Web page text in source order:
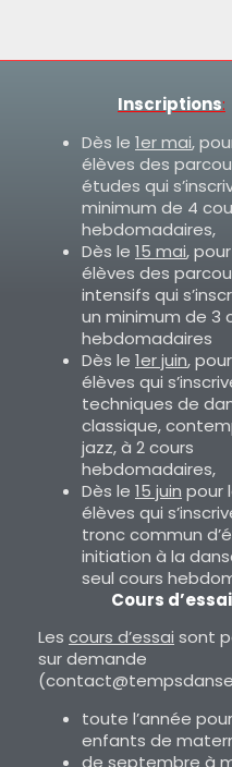
Inscriptions:
Dès le 1er mai,
élèves des
études qui
minimum de 4
hebdomadaires,
Dès le 15 mai,
élèves des
intensifs qui
un minimum de 3
hebdomadaires
Dès le 1er juin,
élèves qui
techniques de
classique,
jazz, à 2 cours
hebdomadaires,
Dès le 15 juin pour
élèves qui
tronc commun
initiation à la
seul cours
Cours d’essai
Les cours d’essai sont
sur demande
toute l’année
enfants de
de septembre à